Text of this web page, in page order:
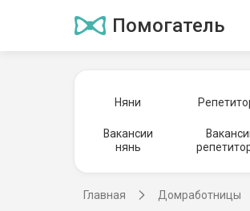
Помогатель
Няни
Вакансии
нянь
Главная Домработницы